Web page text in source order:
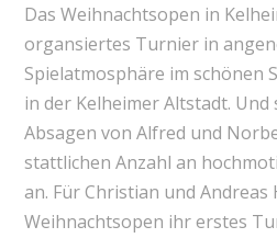
Das Weihnachtsopen in
organsiertes Turnier in
Spielatmosphäre im schönen
in der Kelheimer Altstadt.
Absagen von Alfred und
stattlichen Anzahl an
an. Für Christian und Andreas
Weihnachtsopen ihr erstes